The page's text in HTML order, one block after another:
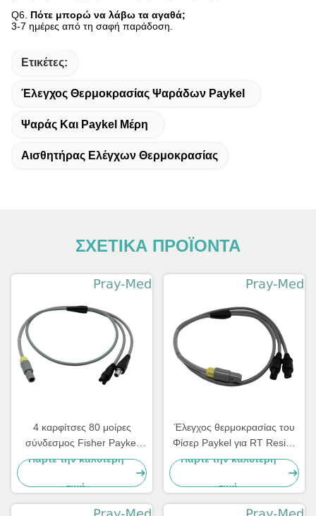
Q6. Πότε μπορώ να λάβω τα αγαθά;
3-7 ημέρες από τη σαφή παράδοση.
Ετικέτες:
Έλεγχος Θερμοκρασίας Ψαράδων Paykel
Ψαράς Και Paykel Μέρη
Αισθητήρας Ελέγχων Θερμοκρασίας
ΣΧΕΤΙΚΑ ΠΡΟΪΟΝΤΑ
4 καρφίτσες 80 μοίρες
σύνδεσμος Fisher Paykel
καλώδιο προσαρμογέα
θερμαντήρα με μήκος 1m
Πάρτε την καλύτερη
τιμή
Έλεγχος θερμοκρασίας του
Φίσερ Paykel για RT Resies
το διπλό θερμαμένο
Πάρτε την καλύτερη
τιμή